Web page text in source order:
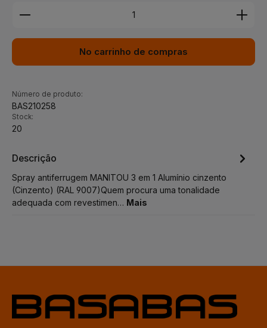
Quantidade do Produto: Insira a quantidade
No carrinho de compras
Número de produto:
BAS210258
Stock:
20
Descrição
Spray antiferrugem MANITOU 3 em 1 Alumínio cinzento
(Cinzento) (RAL 9007)Quem procura uma tonalidade
adequada com revestimen… Mais